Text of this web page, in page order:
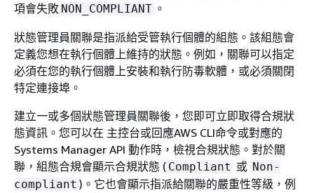
項會失敗 NON_COMPLIANT 。
狀態管理員關聯是指派給受管執行個體的組態。該組態會
定義您想在執行個體上維持的狀態。例如，關聯可以指定
必須在您的執行個體上安裝和執行防毒軟體，或必須關閉
特定連接埠。
建立一或多個狀態管理員關聯後，您即可立即取得合規狀
態資訊。您可以在 主控台或回應AWS CLI命令或對應的
Systems Manager API 動作時，檢視合規狀態。對於關
聯，組態合規會顯示合規狀態 ( Compliant 或 Non-
compliant )。它也會顯示指派給關聯的嚴重性等級，例